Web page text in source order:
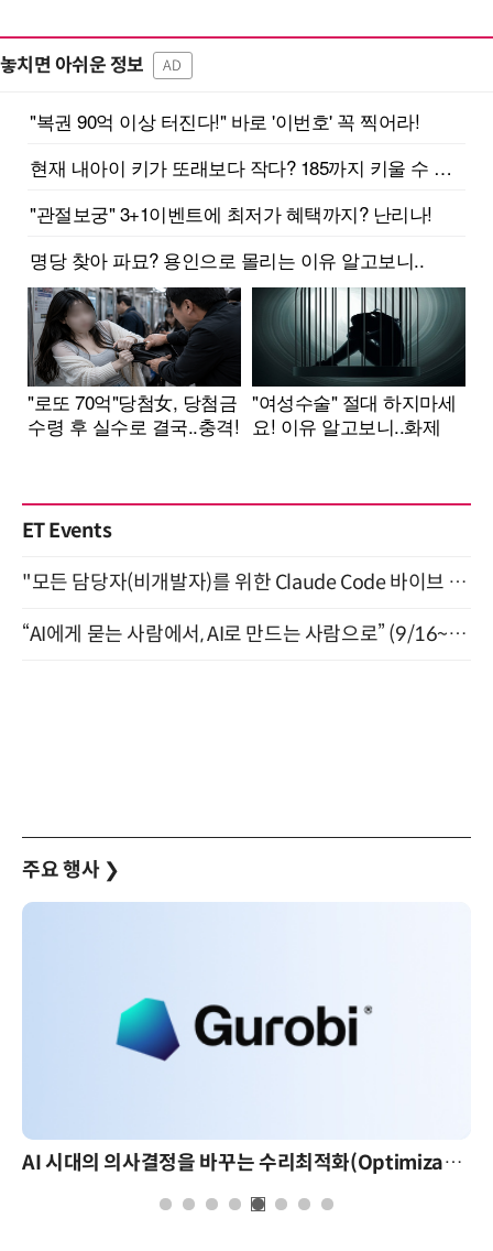
놓치면 아쉬운 정보 AD
ET Events
"모든 담당자(비개발자)를 위한 Claude Code 바이브 코딩 2-day 부트캠프" 9월 16~17일 개최
“AI에게 묻는 사람에서, AI로 만드는 사람으로” (9/16~17)
주요 행사 ❯
AI 시대의 의사결정을 바꾸는 수리최적화(Optimization): 실제 산업 적용 사례와 활용 전략